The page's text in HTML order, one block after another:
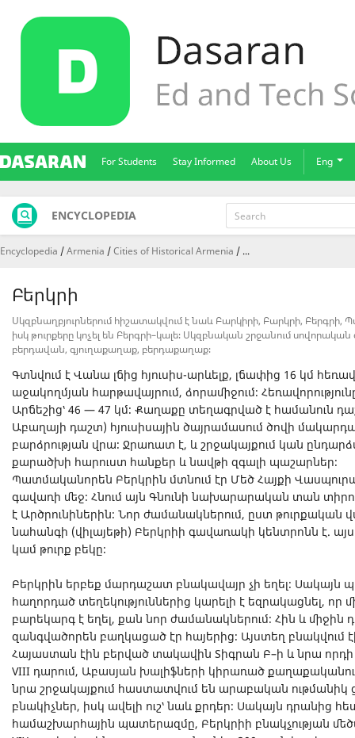
For Students Stay Informed About Us Eng
ENCYCLOPEDIA
Encyclopedia Armenia Cities of Historical Armenia ...
Բերկրի
Սկզբնաղբյուրներում հիշատակվում է նաև Բարկիրի, Բարկրի,
իսկ թուրքերը կոչել են Բերգրի–կալե։ Սկզբնական շրջանում
բերդավան, գյուղաքաղաք, բերդաքաղաք։
Գտնվում է Վանա լճից հյուսիս-արևելք, լճափից 16 կմ
աջակողմյան հարթավայրում, ձորամիջում։
Արճեշից՝ 46 — 47 կմ։ Քաղաքը տեղագրված է համանուն
Աբաղայի դաշտ) հյուսիսային ծայրամասում ծովի
բարձրության վրա։ Ջրառատ է, և շրջակայքում կան
քարածխի հարուստ հանքեր և նավթի զգալի պաշարներ։
Պատմականորեն Բերկրին մտնում էր Մեծ Հայքի
գավառի մեջ։ Հնում այն Գնունի նախարարական տան
է Արծրունիներին։ Նոր ժամանակներում, ըստ
նահանգի (վիլայեթի) Բերկրիի գավառակի կենտրոնն է.
կամ թուրք բեկը։
Բերկրին երբեք մարդաշատ բնակավայր չի եղել։ Սակայն
հաղորդած տեղեկություններից կարելի է եզրակացնել, որ
բարեկարգ է եղել, քան նոր ժամանակներում։ Հին և միջին
զանգվածորեն բաղկացած էր հայերից։ Այստեղ բնակվում
Հայաստան էին բերված տակավին Տիգրան Բ–ի և նրա
VIII դարում, Աբասյան խալիֆների կիրառած
նրա շրջակայքում հաստատվում են արաբական
բնակիչներ, իսկ ավելի ուշ՝ նաև քրդեր։ Սակայն դրանից
համաշխարհային պատերազմը, Բերկրիի բնակչության